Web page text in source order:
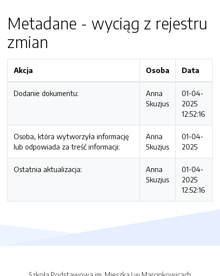
Metadane - wyciąg z rejestru
zmian
Akcja Osoba Data
Dodanie dokumentu:
Anna
Skuzjus
01-04-
2025
12:52:16
Osoba, która wytworzyła informację
lub odpowiada za treść informacji:
Anna
Skuzjus
01-04-
2025
Ostatnia aktualizacja:
Anna
Skuzjus
01-04-
2025
12:52:16